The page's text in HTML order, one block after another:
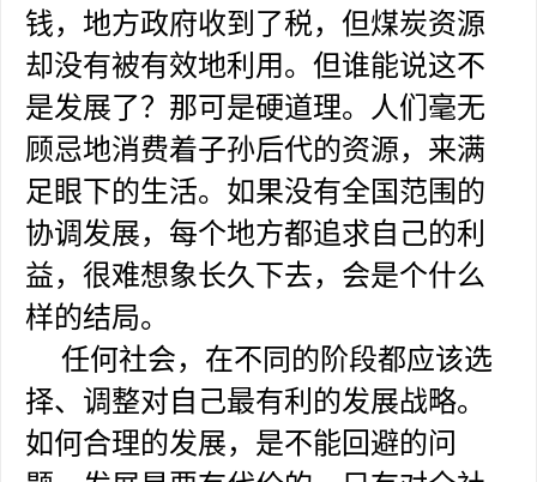
钱，地方政府收到了税，但煤炭资源
却没有被有效地利用。但谁能说这不
是发展了？那可是硬道理。人们毫无
顾忌地消费着子孙后代的资源，来满
足眼下的生活。如果没有全国范围的
协调发展，每个地方都追求自己的利
益，很难想象长久下去，会是个什么
样的结局。
任何社会，在不同的阶段都应该选
择、调整对自己最有利的发展战略。
如何合理的发展，是不能回避的问